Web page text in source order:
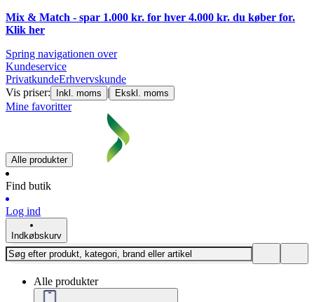
Mix & Match - spar 1.000 kr. for hver 4.000 kr. du køber for.
Klik her
Spring navigationen over
Kundeservice
PrivatkundeErhvervskunde
Vis priser:
Inkl. moms | Ekskl. moms
Mine favoritter
Alle produkter
Find butik
Log ind
Indkøbskurv
Alle produkter